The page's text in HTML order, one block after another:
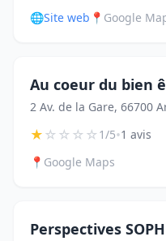
🌐Site web 📍 Google
Au coeur du bien
2 Av. de la Gare, 66700
★☆☆☆☆1/5•1 avis
📍 Google Maps
Perspectives